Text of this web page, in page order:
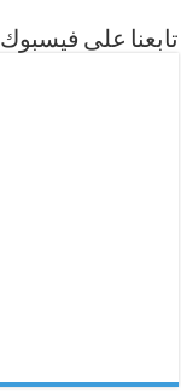
تابعنا على فيسبوك